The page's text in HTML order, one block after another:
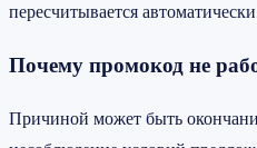
пересчитывается
Почему промокод не
Причиной может быть